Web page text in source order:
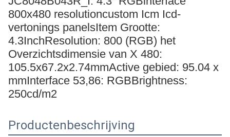
800x480 resolutioncustom Icm Icd-
vertonings panelsItem Grootte:
4.3InchResolution: 800 (RGB) het
Overzichtsdimensie van X 480:
105.5x67.2x2.74mmActive gebied: 95.04 x
mmInterface 53,86: RGBBrightness:
250cd/m2
Productenbeschrijving